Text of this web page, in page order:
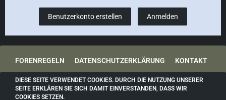
Benutzerkonto erstellen Anmelden
FORENREGELN DATENSCHUTZERKLÄRUNG KONTAKT
IMPRESSUM
DIESE SEITE VERWENDET COOKIES. DURCH DIE NUTZUNG UNSERER
SEITE ERKLÄREN SIE SICH DAMIT EINVERSTANDEN, DASS WIR
COOKIES SETZEN.